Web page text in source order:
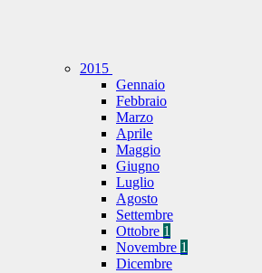
2015
Gennaio
Febbraio
Marzo
Aprile
Maggio
Giugno
Luglio
Agosto
Settembre
Ottobre 1
Novembre 1
Dicembre